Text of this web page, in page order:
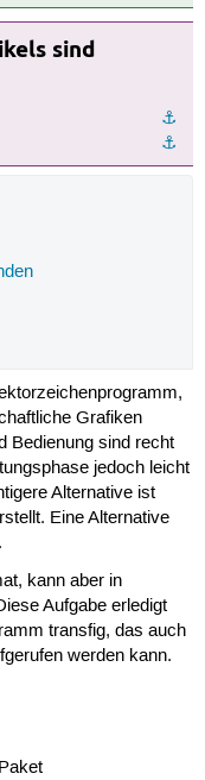
sind
⚓︎
⚓︎
Grafiken
Bedienung sind recht
jedoch leicht
Alternative ist
Eine Alternative
kann aber in
Aufgabe erledigt
transfig, das auch
werden kann.